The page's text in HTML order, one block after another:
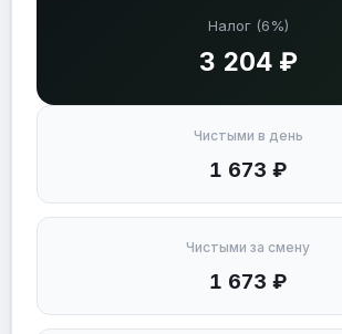
Налог (6%)
3 204 ₽
Чистыми в день
1 673 ₽
Чистыми за смену
1 673 ₽